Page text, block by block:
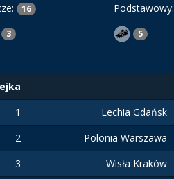
16 Podstawowy:
3 5
1
Lechia Gdańsk
2 Polonia Warszawa
3 Wisła Kraków